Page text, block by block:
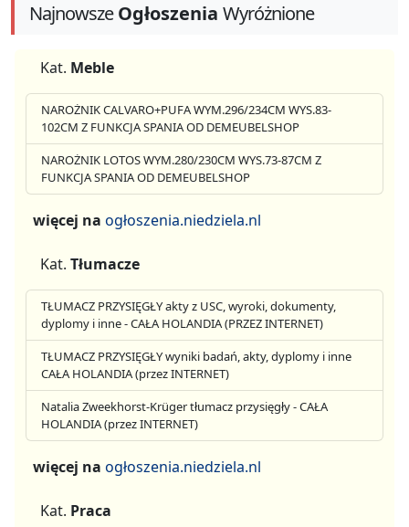
NajnowszeOgłoszenia Wyróżnione
Kat. Meble
NAROŻNIK CALVARO+PUFA WYM.296/234CM WYS.83-
102CM Z FUNKCJA SPANIA OD DEMEUBELSHOP
NAROŻNIK LOTOS WYM.280/230CM WYS.73-87CM Z
FUNKCJA SPANIA OD DEMEUBELSHOP
więcej na ogłoszenia.niedziela.nl
Kat. Tłumacze
TŁUMACZ PRZYSIĘGŁY akty z USC, wyroki, dokumenty,
dyplomy i inne - CAŁA HOLANDIA (PRZEZ INTERNET)
TŁUMACZ PRZYSIĘGŁY wyniki badań, akty, dyplomy i inne
CAŁA HOLANDIA (przez INTERNET)
Natalia Zweekhorst-Krüger tłumacz przysięgły - CAŁA
HOLANDIA (przez INTERNET)
więcej na ogłoszenia.niedziela.nl
Kat. Praca